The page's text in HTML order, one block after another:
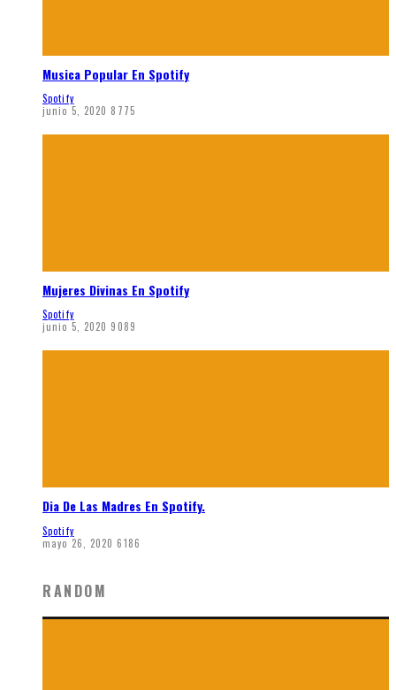
Musica Popular En Spotify
Spotify
junio 5, 2020 8775
Mujeres Divinas En Spotify
Spotify
junio 5, 2020 9089
Dia De Las Madres En Spotify.
Spotify
mayo 26, 2020 6186
RANDOM